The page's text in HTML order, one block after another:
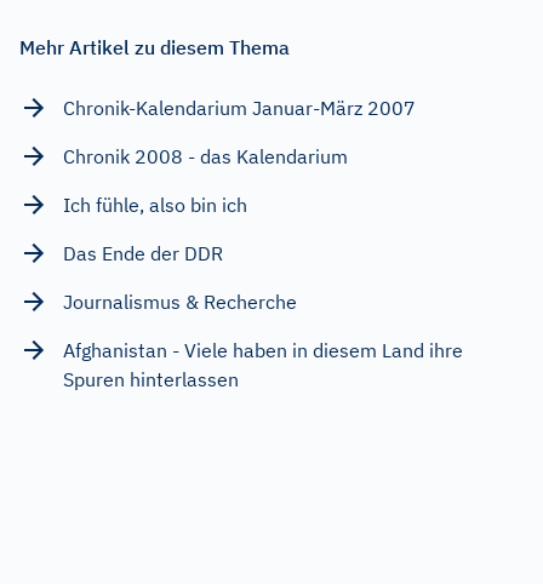
Mehr Artikel zu diesem Thema
Chronik-Kalendarium Januar-März 2007
Chronik 2008 - das Kalendarium
Ich fühle, also bin ich
Das Ende der DDR
Journalismus & Recherche
Afghanistan - Viele haben in diesem Land ihre
Spuren hinterlassen